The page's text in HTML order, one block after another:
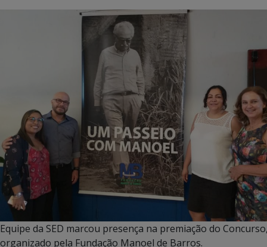
Equipe da SED marcou presença na premiação do
organizado pela Fundação Manoel de Barros.